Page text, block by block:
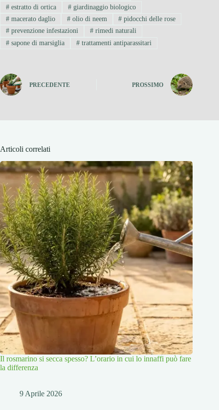
#estratto di ortica #giardinaggio biologico
#macerato daglio #olio di neem # pidocchi delle rose
#prevenzione infestazioni #rimedi naturali
#sapone di marsiglia #trattamenti antiparassitari
PRECEDENTE PROSSIMO
Articoli correlati
Il rosmarino si secca spesso? L’orario in cui lo innaffi può fare
la differenza
9 Aprile 2026